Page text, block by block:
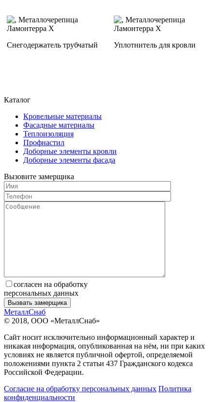
Снегодержатель трубчатый Уплотнитель для кровли
Каталог
Кровельные материалы
Фасадные материалы
Теплоизоляция
Профнастил
Доборные элементы кровли
Доборные элементы фасада
Вызовите замерщика
согласен на обработку
персональных данных
МеталлСнаб
© 2018, ООО «МеталлСнаб»
Сайт носит исключительно информационный характер и
никакая информация, опубликованная на нём, ни при каких
условиях не является публичной офертой, определяемой
положениями пункта 2 статьи 437 Гражданского кодекса
Российской Федерации.
Согласие на обработку персональных данных Политика
конфиденциальности